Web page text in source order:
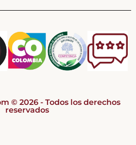
© 2026 - Todos los derechos
reservados